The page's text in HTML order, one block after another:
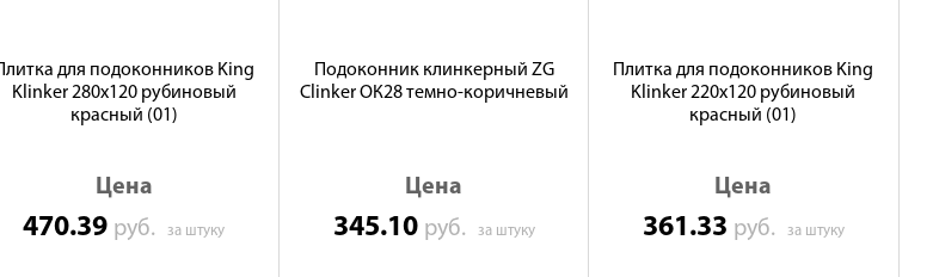
для подоконников King
Klinker 280х120 рубиновый
красный (01)
Цена
470.39 руб.за штуку
Подоконник клинкерный ZG
Clinker ОК28 темно-коричневый
Цена
345.10 руб. за штуку
Плитка для подоконников King
Klinker 220х120 рубиновый
красный (01)
Цена
361.33 руб. за штуку